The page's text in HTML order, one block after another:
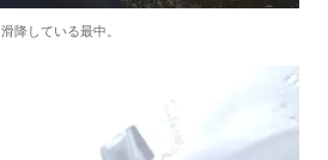
滑降している最中。